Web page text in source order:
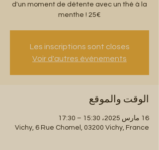
d'un moment de détente avec un thé à la
menthe ! 25€
Les inscriptions sont closes
Voir d'autres événements
الوقت والموقع
16 مارس 2025، 15:30 – 17:30
Vichy, 6 Rue Chomel, 03200 Vichy, France